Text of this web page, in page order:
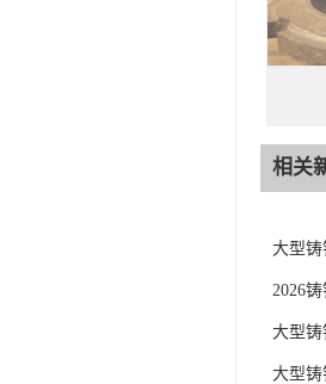
相关
大型
2026
大型
大型